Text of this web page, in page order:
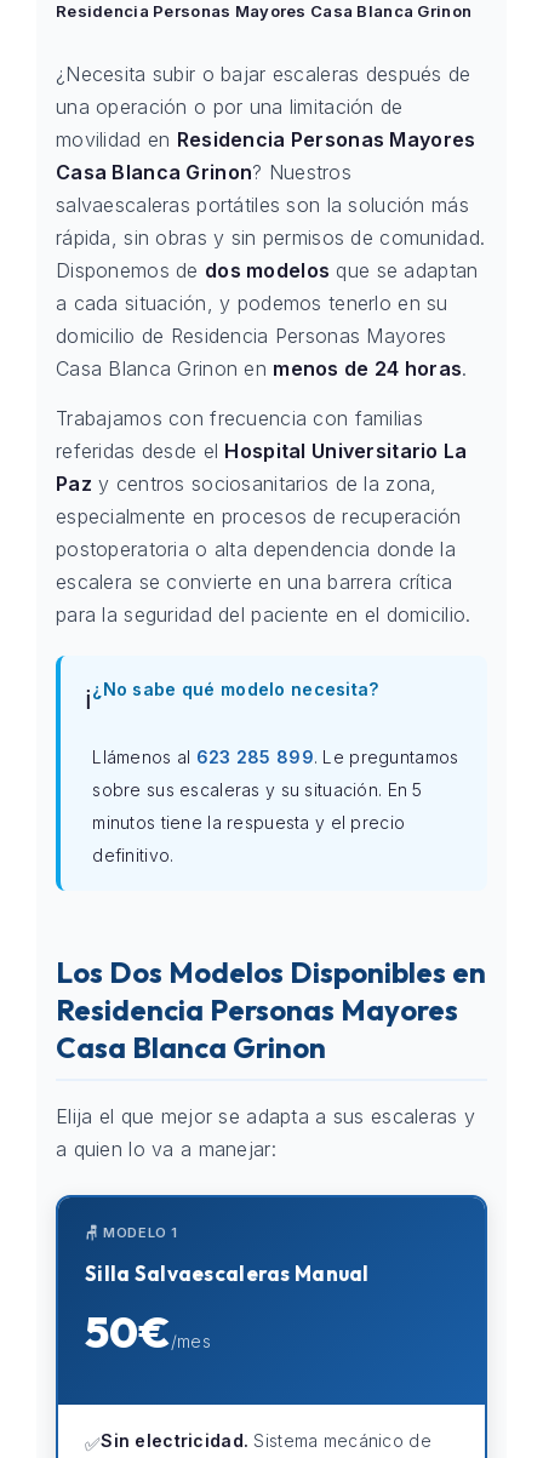
Residencia Personas Mayores Casa Blanca Grinon
¿Necesita subir o bajar escaleras después de
una operación o por una limitación de
movilidad en Residencia Personas Mayores
Casa Blanca Grinon? Nuestros
salvaescaleras portátiles son la solución más
rápida, sin obras y sin permisos de comunidad.
Disponemos de dos modelos que se adaptan
a cada situación, y podemos tenerlo en su
domicilio de Residencia Personas Mayores
Casa Blanca Grinon en menos de 24 horas.
Trabajamos con frecuencia con familias
referidas desde el Hospital Universitario La
Paz y centros sociosanitarios de la zona,
especialmente en procesos de recuperación
postoperatoria o alta dependencia donde la
escalera se convierte en una barrera crítica
para la seguridad del paciente en el domicilio.
ℹ️¿No sabe qué modelo necesita?
Llámenos al 623 285 899. Le preguntamos
sobre sus escaleras y su situación. En 5
minutos tiene la respuesta y el precio
definitivo.
Los Dos Modelos Disponibles en
Residencia Personas Mayores
Casa Blanca Grinon
Elija el que mejor se adapta a sus escaleras y
a quien lo va a manejar:
🪑 MODELO 1
Silla Salvaescaleras Manual
50€/mes
✅Sin electricidad. Sistema mecánico de